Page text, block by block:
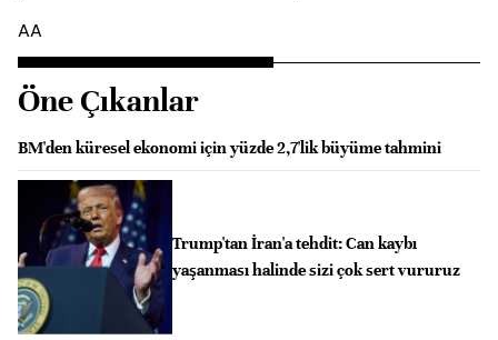
AA
Öne Çıkanlar
BM'den küresel ekonomi için yüzde 2,7'lik büyüme tahmini
Trump'tan İran'a tehdit: Can kaybı
yaşanması halinde sizi çok sert vururuz